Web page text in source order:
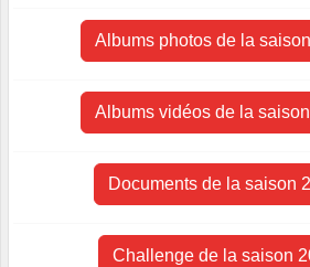
Albums photos de la
Albums vidéos de la
Documents de la saison
Challenge de la saison